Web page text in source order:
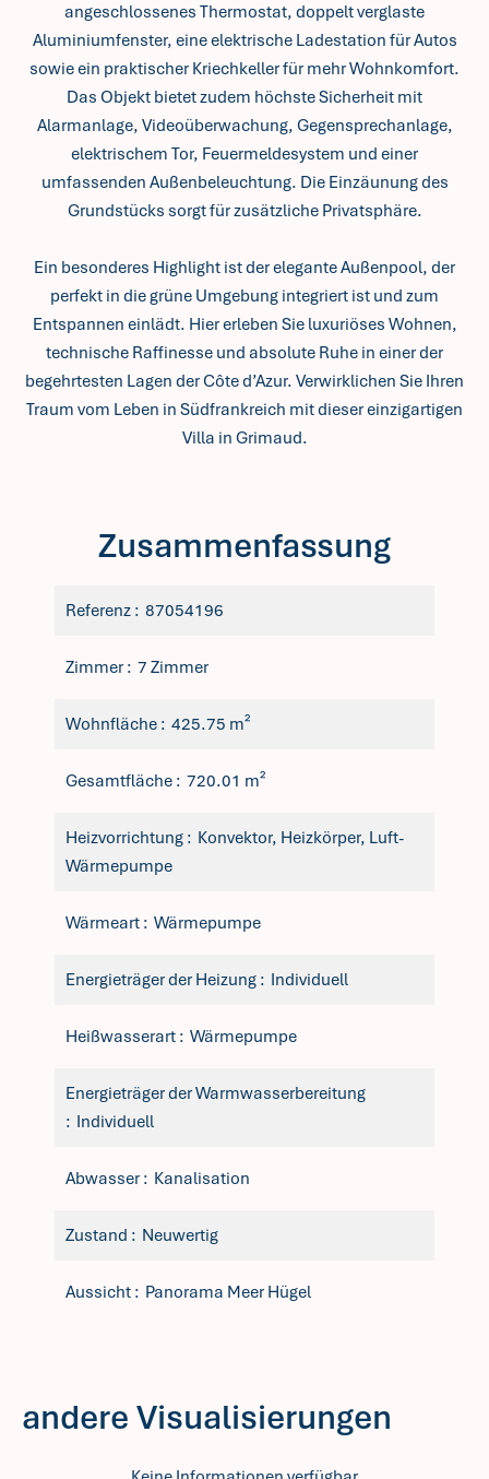
angeschlossenes Thermostat, doppelt verglaste
Aluminiumfenster, eine elektrische Ladestation für Autos
sowie ein praktischer Kriechkeller für mehr Wohnkomfort.
Das Objekt bietet zudem höchste Sicherheit mit
Alarmanlage, Videoüberwachung, Gegensprechanlage,
elektrischem Tor, Feuermeldesystem und einer
umfassenden Außenbeleuchtung. Die Einzäunung des
Grundstücks sorgt für zusätzliche Privatsphäre.
Ein besonderes Highlight ist der elegante Außenpool, der
perfekt in die grüne Umgebung integriert ist und zum
Entspannen einlädt. Hier erleben Sie luxuriöses Wohnen,
technische Raffinesse und absolute Ruhe in einer der
begehrtesten Lagen der Côte d’Azur. Verwirklichen Sie Ihren
Traum vom Leben in Südfrankreich mit dieser einzigartigen
Villa in Grimaud.
Zusammenfassung
Referenz 87054196
Zimmer 7 Zimmer
Wohnfläche 425.75 m²
Gesamtfläche 720.01 m²
Heizvorrichtung
Konvektor, Heizkörper, Luft-
Wärmepumpe
Wärmeart Wärmepumpe
Energieträger der Heizung Individuell
Heißwasserart Wärmepumpe
Energieträger der Warmwasserbereitung
Individuell
Abwasser Kanalisation
Zustand Neuwertig
Aussicht Panorama Meer Hügel
andere Visualisierungen